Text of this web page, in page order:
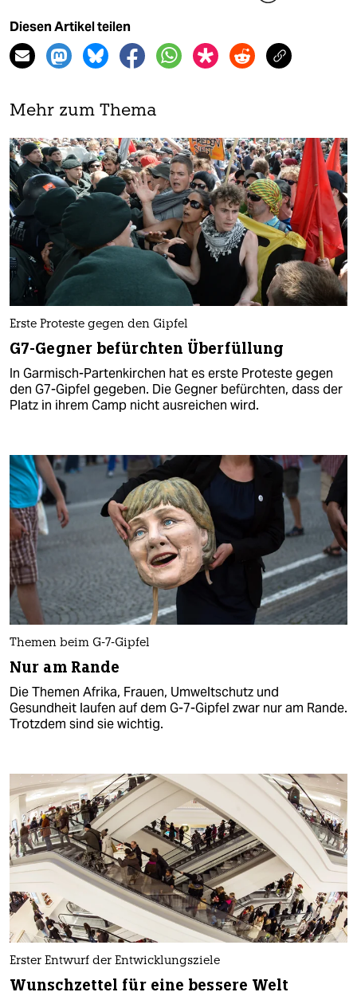
Diesen Artikel teilen
Mehr zum Thema
Erste Proteste gegen den Gipfel
G7-Gegner befürchten Überfüllung
In Garmisch-Partenkirchen hat es erste Proteste gegen
den G7-Gipfel gegeben. Die Gegner befürchten, dass der
Platz in ihrem Camp nicht ausreichen wird.
Themen beim G-7-Gipfel
Nur am Rande
Die Themen Afrika, Frauen, Umweltschutz und
Gesundheit laufen auf dem G-7-Gipfel zwar nur am Rande.
Trotzdem sind sie wichtig.
Erster Entwurf der Entwicklungsziele
Wunschzettel für eine bessere Welt